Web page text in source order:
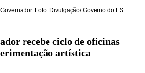
Foto: Divulgação/ Governo do ES
recebe ciclo de oficinas
artística